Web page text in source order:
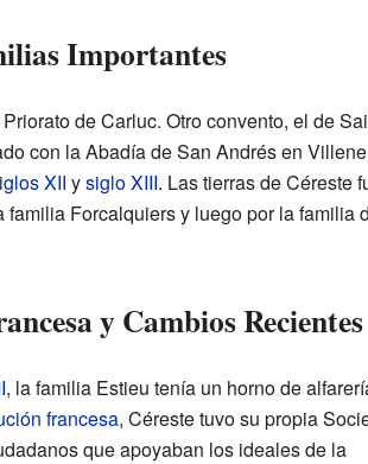
Importantes
de Carluc. Otro convento, el de
con la Abadía de San Andrés en
XII ysiglo XIII. Las tierras de Céreste
familia Forcalquiers y luego por la familia
y Cambios Recientes
, la familia Estieu tenía un horno de
francesa, Céreste tuvo su propia
que apoyaban los ideales de la